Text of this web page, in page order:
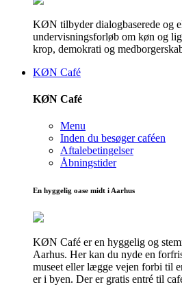
KØN tilbyder dialogbaserede og
undervisningsforløb om køn og
krop, demokrati og
KØN Café
KØN Café
Menu
Inden du besøger caféen
Aftalebetingelser
Åbningstider
En hyggelig oase midt i Aarhus
KØN Café er en hyggelig og
Aarhus. Her kan du nyde en
museet eller lægge vejen forbi til
er i byen. Der er gratis entré til